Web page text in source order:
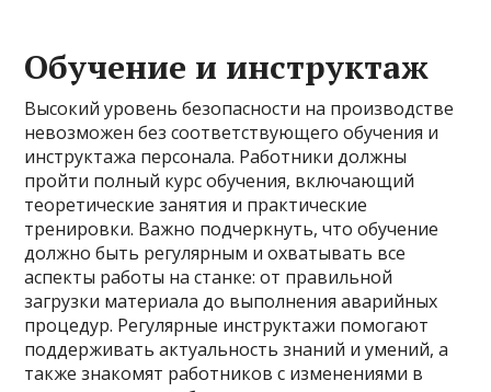
Обучение и инструктаж
Высокий уровень безопасности на производстве
невозможен без соответствующего обучения и
инструктажа персонала. Работники должны
пройти полный курс обучения, включающий
теоретические занятия и практические
тренировки. Важно подчеркнуть, что обучение
должно быть регулярным и охватывать все
аспекты работы на станке: от правильной
загрузки материала до выполнения аварийных
процедур. Регулярные инструктажи помогают
поддерживать актуальность знаний и умений, а
также знакомят работников с изменениями в